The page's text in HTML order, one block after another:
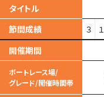
タイトル
節間成績
３ １
開催期間
ボートレース場/
グレード/開催時間帯